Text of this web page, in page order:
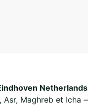
Netherlands
Maghreb et